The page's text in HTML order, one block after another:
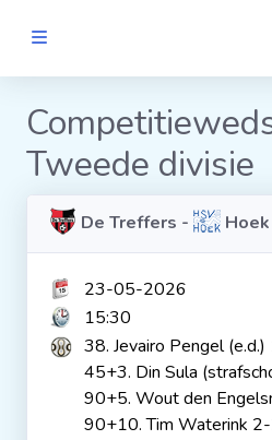
Clubs
Wedstrijden
Statistieken
Voetbalpiramide
Tweede divisie
De Treffers -
23-05-2026
15:30
38. Jevairo Pengel
45+3. Din Sula
90+5. Wout den
90+10. Tim Waterink